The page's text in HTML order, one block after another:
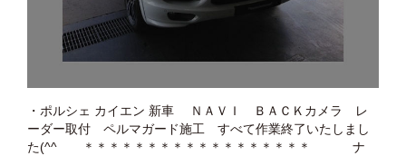
・ポルシェ カイエン 新車 ＮＡＶＩ ＢＡＣＫカメラ レ
ーダー取付 ペルマガード施工 すべて作業終了いたしまし
た(^^ゞ ＊＊＊＊＊＊＊＊＊＊＊＊＊＊＊＊＊＊ ナ